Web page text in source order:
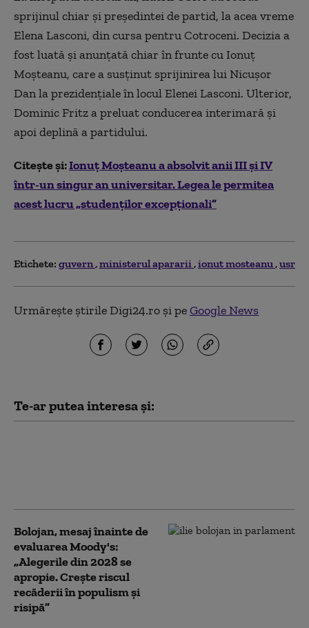
sprijinul chiar și președintei de partid, la acea vreme
Elena Lasconi, din cursa pentru Cotroceni. Decizia a
fost luată și anunțată chiar în frunte cu Ionuț
Moșteanu, care a susținut sprijinirea lui Nicușor
Dan la prezidențiale în locul Elenei Lasconi. Ulterior,
Dominic Fritz a preluat conducerea interimară și
apoi deplină a partidului.
Citește și:Ionuț Moșteanu a absolvit anii III și IV
într-un singur an universitar. Legea le permitea
acest lucru „studenților excepționali”
Etichete: guvern ministerul apararii ionut mosteanu usr
Urmărește știrile Digi24.ro și peGoogle News
Te-ar putea interesa și:
Bolojan, mesaj înainte de
evaluarea Moody's:
„Alegerile din 2028 se
apropie. Crește riscul
recăderii în populism și
risipă”